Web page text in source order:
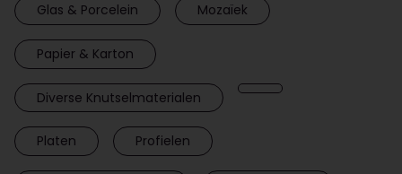
Glas & Porcelein Mozaïek
Papier & Karton
Diverse Knutselmaterialen
Platen Profielen